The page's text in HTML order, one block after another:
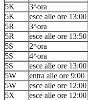
5K
3^ora
5K
esce alle ore 13:00
5R
3^ora
5R
esce alle ore 13:50
5S
2^ora
5S
4^ora
5S
esce alle ore 13:00
5W
entra alle ore 9:00
5W
esce alle ore 12:00
5X
esce alle ore 12:00